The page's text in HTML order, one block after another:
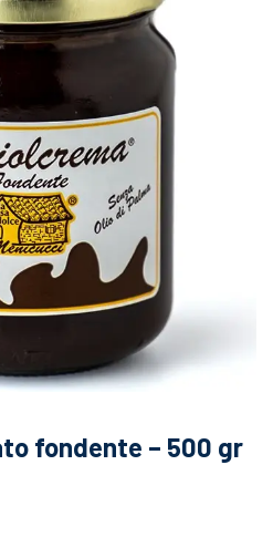
fondente – 500 gr